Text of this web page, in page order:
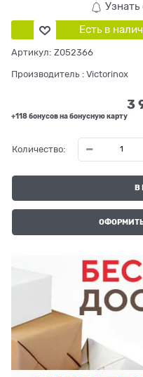
Есть в
Артикул: Z052366
Производитель : Victorinox
3
+118 бонусов на бонусную карту
Количество:
В
ОФОРМИТЬ